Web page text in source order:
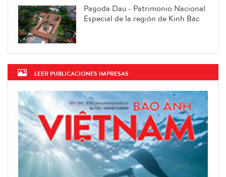
Pagoda Dau - Patrimonio Nacional
Especial de la región de Kinh Bac
LEER PUBLICACIONES IMPRESAS